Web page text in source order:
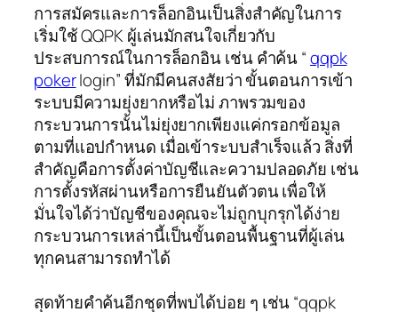
การสมัครและการล็อกอินเป็นสิ่งสำคัญในการ
เริ่มใช้ QQPK ผู้เล่นมักสนใจเกี่ยวกับ
ประสบการณ์ในการล็อกอิน เช่น คำค้น “qqpk
pokerlogin” ที่มักมีคนสงสัยว่า ขั้นตอนการเข้า
ระบบมีความยุ่งยากหรือไม่ ภาพรวมของ
กระบวนการนั้นไม่ยุ่งยากเพียงแค่กรอกข้อมูล
ตามที่แอปกำหนด เมื่อเข้าระบบสำเร็จแล้ว สิ่งที่
สำคัญคือการตั้งค่าบัญชีและความปลอดภัย เช่น
การตั้งรหัสผ่านหรือการยืนยันตัวตน เพื่อให้
มั่นใจได้ว่าบัญชีของคุณจะไม่ถูกบุกรุกได้ง่าย
กระบวนการเหล่านี้เป็นขั้นตอนพื้นฐานที่ผู้เล่น
ทุกคนสามารถทำได้
สุดท้ายคำค้นอีกชุดที่พบได้บ่อย ๆ เช่น “qqpk